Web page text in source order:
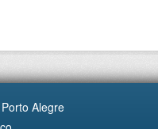
Alegre